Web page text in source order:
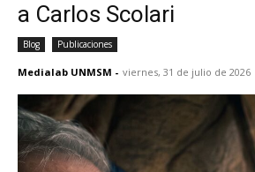
a Carlos Scolari
Blog Publicaciones
Medialab UNMSM - viernes, 31 de julio de 2026